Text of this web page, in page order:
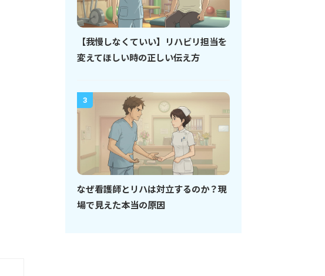
【我慢しなくていい】リハビリ担当を
変えてほしい時の正しい伝え方
3
なぜ看護師とリハは対立するのか？現
場で見えた本当の原因